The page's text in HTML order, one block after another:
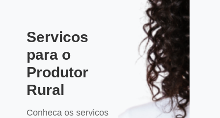
Servicos
para o
Produtor
Rural
Conheca os servicos